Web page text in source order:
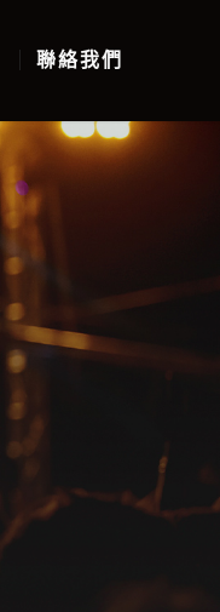
聯絡我們